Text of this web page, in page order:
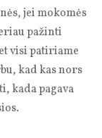
jei mokomės
pažinti
visi patiriame
kad kas nors
kada pagava